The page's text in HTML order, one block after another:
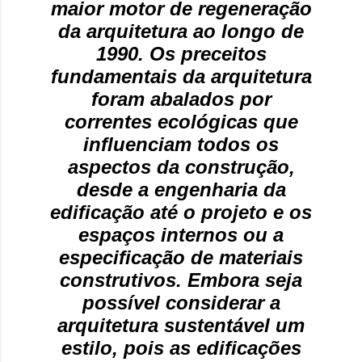
onde queremos envelhecer? A resposta da
maioria das p...
maior motor de regeneração
da arquitetura ao longo de
1990. Os preceitos
fundamentais da arquitetura
foram abalados por
correntes ecológicas que
influenciam todos os
aspectos da construção,
desde a engenharia da
edificação até o projeto e os
espaços internos ou a
especificação de materiais
construtivos. Embora seja
possível considerar a
arquitetura sustentável um
estilo, pois as edificações